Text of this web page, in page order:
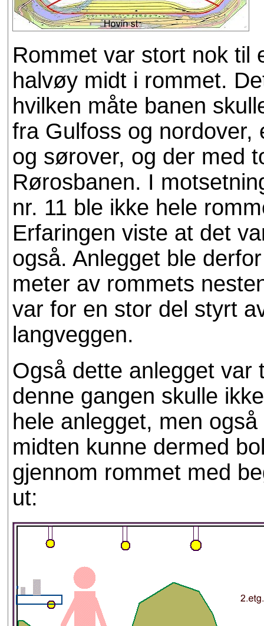
Rommet var stort nok til
halvøy midt i rommet.
hvilken måte banen
fra Gulfoss og
og sørover, og der med
Rørosbanen. I
nr. 11 ble ikke hele
Erfaringen viste at det
også. Anlegget ble
meter av rommets
var for en stor del styrt
langveggen.
Også dette anlegget var
denne gangen skulle
hele anlegget, men
midten kunne dermed
gjennom rommet med
ut: